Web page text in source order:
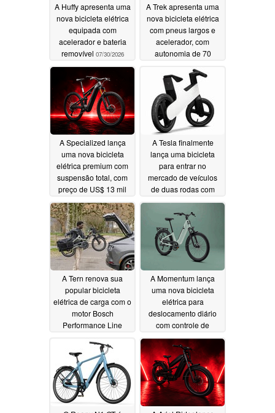
A Huffy apresenta uma
nova bicicleta elétrica
equipada com
acelerador e bateria
removível 07/30/2026
A Trek apresenta uma
nova bicicleta elétrica
com pneus largos e
acelerador, com
autonomia de 70
A Specialized lança
uma nova bicicleta
elétrica premium com
suspensão total, com
preço de US$ 13 mil
07/25/2026
A Tesla finalmente
lança uma bicicleta
para entrar no
mercado de veículos
de duas rodas com
uma Strider infantil de
preço elevado07/18/2026
A Tern renova sua
popular bicicleta
elétrica de carga com o
motor Bosch
Performance Line
A Momentum lança
uma nova bicicleta
elétrica para
deslocamento diário
com controle de
velocidade e
autonomia de 55
milhas07/15/2026